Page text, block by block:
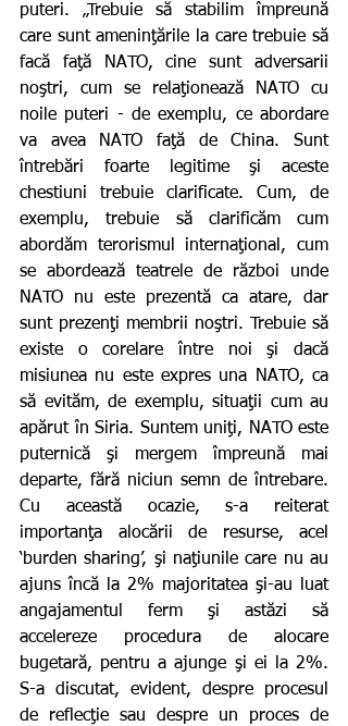
puteri. „Trebuie să stabilim împreună
care sunt ameninţările la care trebuie să
facă faţă NATO, cine sunt adversarii
noştri, cum se relaţionează NATO cu
noile puteri - de exemplu, ce abordare
va avea NATO faţă de China. Sunt
întrebări foarte legitime şi aceste
chestiuni trebuie clarificate. Cum, de
exemplu, trebuie să clarificăm cum
abordăm terorismul internaţional, cum
se abordează teatrele de război unde
NATO nu este prezentă ca atare, dar
sunt prezenţi membrii noştri. Trebuie să
existe o corelare între noi şi dacă
misiunea nu este expres una NATO, ca
să evităm, de exemplu, situaţii cum au
apărut în Siria. Suntem uniţi, NATO este
puternică şi mergem împreună mai
departe, fără niciun semn de întrebare.
Cu această ocazie, s-a reiterat
importanţa alocării de resurse, acel
‘burden sharing’, şi naţiunile care nu au
ajuns încă la 2% majoritatea şi-au luat
angajamentul ferm şi astăzi să
accelereze procedura de alocare
bugetară, pentru a ajunge şi ei la 2%.
S-a discutat, evident, despre procesul
de reflecţie sau despre un proces de